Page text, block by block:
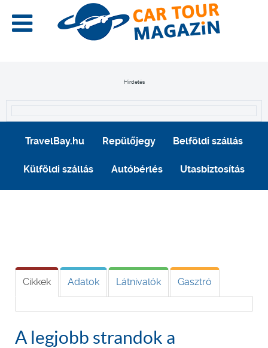
Hirdetés
TravelBay.hu Repülőjegy Belföldi szállás
Külföldi szállás Autóbérlés Utasbiztosítás
Cikkek Adatok Látnivalók Gasztró
A legjobb strandok a